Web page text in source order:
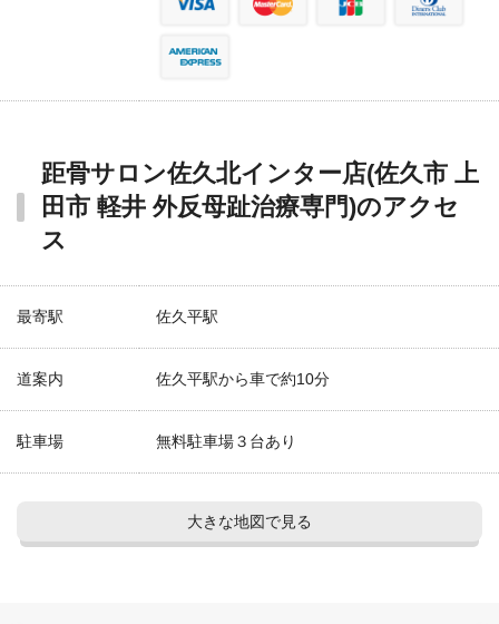
距骨サロン佐久北インター店(佐久市 上
田市 軽井 外反母趾治療専門)のアクセ
ス
最寄駅 佐久平駅
道案内 佐久平駅から車で約10分
駐車場 無料駐車場３台あり
大きな地図で見る